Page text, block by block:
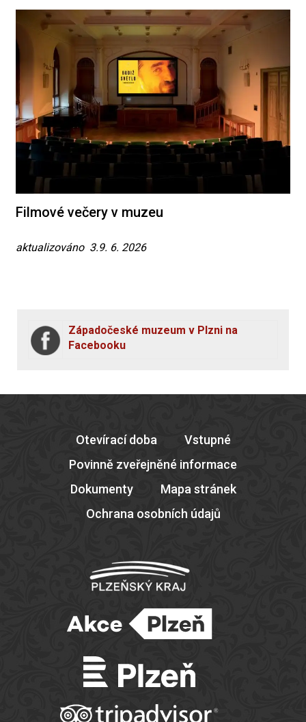
Filmové večery v muzeu
aktualizováno 3.9. 6. 2026
Západočeské muzeum v Plzni na
Facebooku
Otevírací doba
Vstupné
Povinně zveřejněné informace
Dokumenty
Mapa stránek
Ochrana osobních údajů